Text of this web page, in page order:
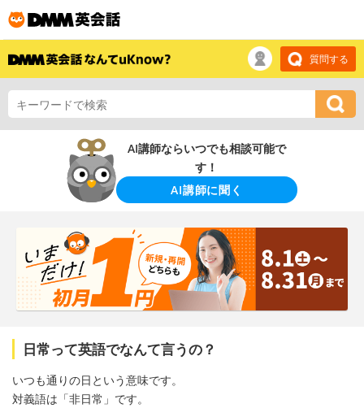
質問する
AI講師ならいつでも相談可能で
す！
AI講師に聞く
日常って英語でなんて言うの？
いつも通りの日という意味です。
対義語は「非日常」です。